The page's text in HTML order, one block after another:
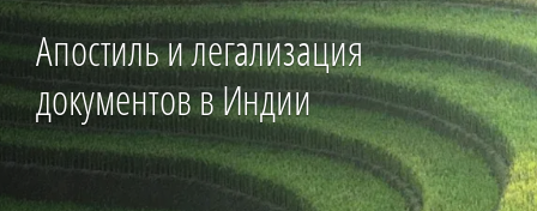
Апостиль и легализация
документов в Индии